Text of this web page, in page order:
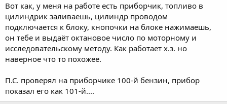
Вот как, у меня на работе есть приборчик, топливо в
цилиндрик заливаешь, цилиндр проводом
подключается к блоку, кнопочки на блоке нажимаешь,
он тебе и выдаёт октановое число по моторному и
исследовательскому методу. Как работает х.з. но
наверное что то похожее.
П.С. проверял на приборчике 100-й бензин, прибор
показал его как 101-й....